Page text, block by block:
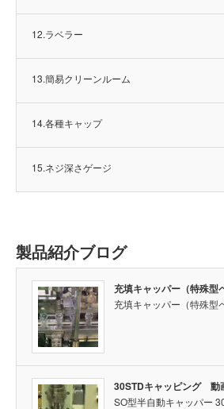
12.ラベラー
13.簡易クリーンルーム
14.各種キャップ
15.ネジ深さゲージ
製品紹介ブログ
充填キャッパー（特殊
充填キャッパー（特殊
30STDキャッピング
SO型半自動キャッパー